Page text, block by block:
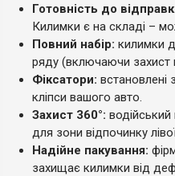
Готовність до
Килимки є на складі –
Повний набір: килимки
ряду (включаючи захист
Фіксатори: встановлені
кліпси вашого авто.
Захист 360°:
для зони відпочинку
Надійне пакування:
захищає килимки від